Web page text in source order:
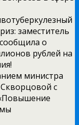
заместитель
о
рублей на
министра
с